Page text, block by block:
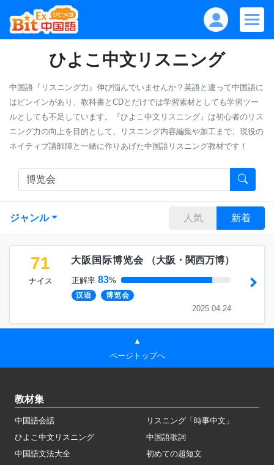
ひよこ中文リスニング
中国語『リスニング力』伸び悩んでいませんか？英語と違って中国語に
はピンインがあり、教科書とCDとだけでは学習素材としても学習ツー
ルとしても不足しています。『ひよこ中文リスニング』は初心者のリス
ニング力の向上を目的として、リスニング内容編集や加工まで、現役の
ネイティブ講師陣と一緒に作りあげた中国語リスニング教材です！
ジャンル 人気 新着
71
ナイス
大阪国际博览会 （大阪・関西万博）
正解率 83%
汉语 博览会
2025.04.24
▲
ページトップへ
教材集
中国語会話
リスニング「時事中文」
ひよこ中文リスニング
中国語歌詞
中国語文法大全
初めての超短文